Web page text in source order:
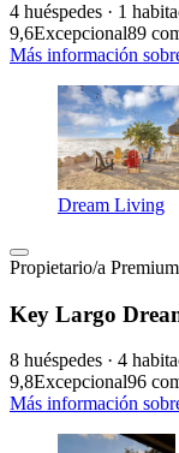
4 huéspedes · 1
9,6Excepcional89
Más información
Dream Living
Propietario/a Premium
Key Largo
8 huéspedes · 4
9,8Excepcional96
Más información